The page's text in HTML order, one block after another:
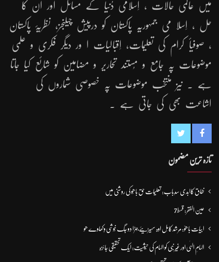
میں عالمی حالات ، اِسلامی دُنیا کے مسائل اور اُن کا
حل ، اِسلا می جمہوریّہ پاکستان کو درپیش چیلنجز، نظریۂ پاکستان
، صوفیأ کرام کی تعلیمات، اِقبالیات ا ور دیگر فکری و علمی
موضوعات پہ جامع و مُستند تحاریر و مضامین کو شائع کیا جاتا
ہے ۔ نیز منتخب موضوعات پہ خصوصی شماروں کی
اشاعت بھی کی جاتی ہے ۔
تازہ ترین مضمون
نفاق کاابدی سدِباب: تعلیمات حق باھُو کی روشنی میں
عین الفقر: قسط7
ابیات باھوؒ: مُرشد کامِل اوہ سہیڑیئے جہڑا دو جگ خُوشی وِکھاوے ھو
الہامِ الہٰی اور غیر نبی کو الہام کی حیثیت: ایک تحقیقی جائزہ